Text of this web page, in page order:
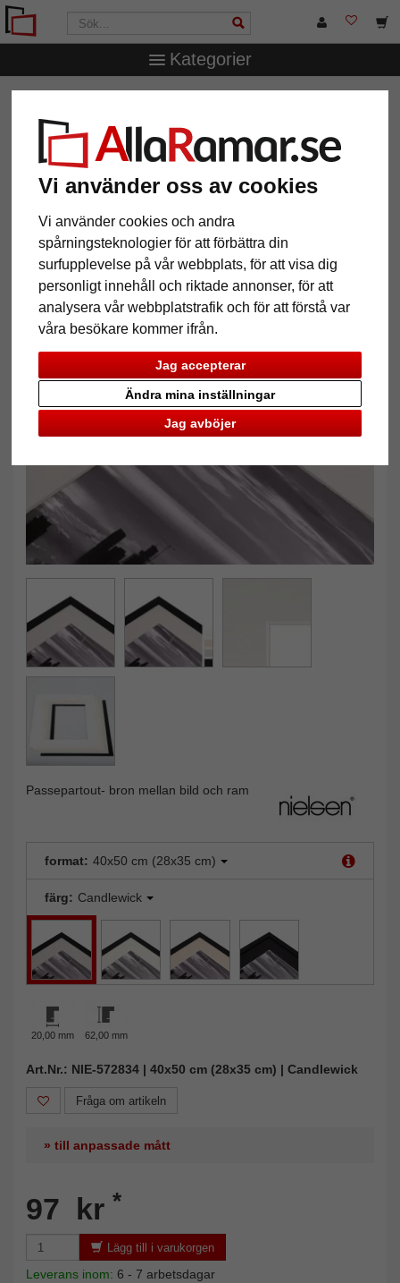
Vi använder oss av cookies
Vi använder cookies och andra
spårningsteknologier för att förbättra din
surfupplevelse på vår webbplats, för att visa dig
personligt innehåll och riktade annonser, för att
analysera vår webbplatstrafik och för att förstå var
våra besökare kommer ifrån.
Jag accepterar
Jag avböjer
Ändra mina inställningar
Kategorier
passepartout syrafri 1,4 mm
Färdig passepartout syrafri 1,4
mm
Passepartout- bron mellan bild och ram
format: 40x50 cm (28x35 cm)
färg: Candlewick
20,00 mm 62,00 mm
Art.Nr.: NIE-572834 | 40x50 cm (28x35 cm) | Candlewick
Fråga om artikeln
» till anpassade mått
97 kr *
Lägg till i varukorgen
Leverans inom: 6 - 7 arbetsdagar